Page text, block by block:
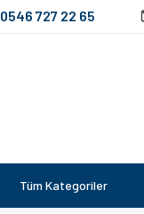
0546 727 22 65
Tüm Kategoriler